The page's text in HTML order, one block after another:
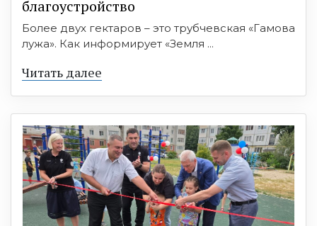
благоустройство
Более двух гектаров – это трубчевская «Гамова
лужа». Как информирует «Земля ...
Читать далее